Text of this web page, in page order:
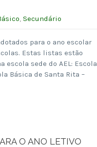
, Secundário
para o ano escolar
Estas listas estão
sede do AEL: Escola
Básica de Santa Rita –
O ANO LETIVO